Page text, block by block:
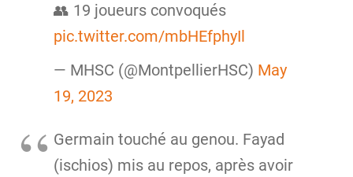
👥 19 joueurs convoqués
pic.twitter.com/mbHEfphyIl
— MHSC (@MontpellierHSC) May
19, 2023
Germain touché au genou. Fayad
(ischios) mis au repos, après avoir